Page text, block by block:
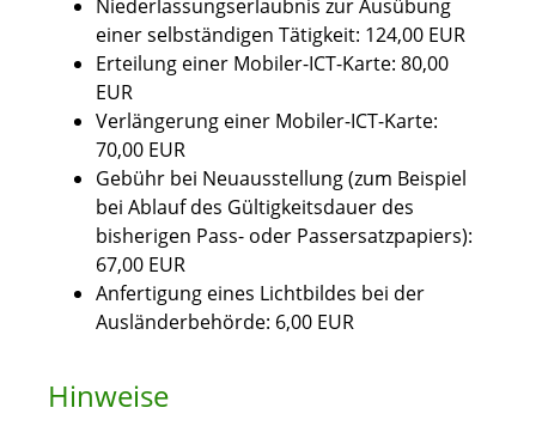
Niederlassungserlaubnis zur Ausübung
einer selbständigen Tätigkeit: 124,00 EUR
Erteilung einer Mobiler-ICT-Karte: 80,00
EUR
Verlängerung einer Mobiler-ICT-Karte:
70,00 EUR
Gebühr bei Neuausstellung (zum Beispiel
bei Ablauf des Gültigkeitsdauer des
bisherigen Pass- oder Passersatzpapiers):
67,00 EUR
Anfertigung eines Lichtbildes bei der
Ausländerbehörde: 6,00 EUR
Hinweise